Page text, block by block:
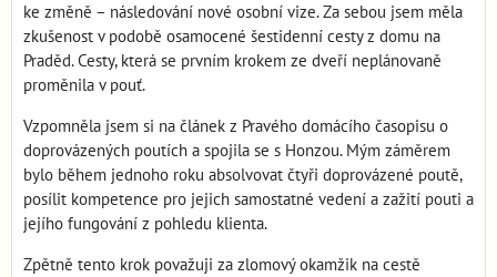
ke změně – následování nové osobní vize. Za sebou jsem měla
zkušenost v podobě osamocené šestidenní cesty z domu na
Praděd. Cesty, která se prvním krokem ze dveří neplánovaně
proměnila v pouť.
Vzpomněla jsem si na článek z Pravého domácího časopisu o
doprovázených poutích a spojila se s Honzou. Mým záměrem
bylo během jednoho roku absolvovat čtyři doprovázené poutě,
posílit kompetence pro jejich samostatné vedení a zažití pouti a
jejího fungování z pohledu klienta.
Zpětně tento krok považuji za zlomový okamžik na cestě